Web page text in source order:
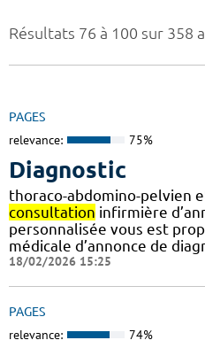
Résultats 76 à 100 sur 358
PAGES
relevance: 75%
Diagnostic
thoraco-abdomino-pelvien
consultation infirmière
personnalisée vous est
médicale d’annonce de
18/02/2026 15:25
PAGES
relevance: 74%